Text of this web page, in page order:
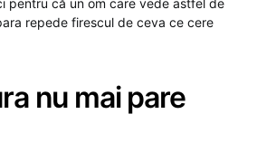
pentru că un om care vede astfel de
repede firescul de ceva ce cere
nu mai pare